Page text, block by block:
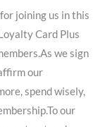
joining us in this
Card Plus
we sign
our
spend wisely,
our